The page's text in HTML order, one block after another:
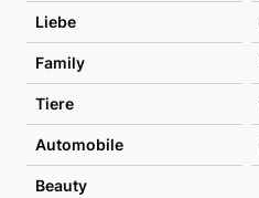
Liebe
Family
Tiere
Automobile
Beauty